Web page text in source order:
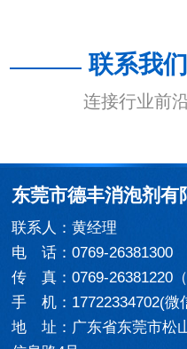
联系我们
连接行业前
东莞市德丰消泡剂有
联系人：黄经理
电 话：0769-26381300
传 真：0769-26381220（
手 机：17722334702(微
地 址：广东省东莞市松